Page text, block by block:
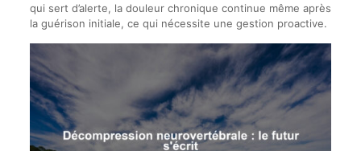
qui sert d’alerte, la douleur chronique continue même après
la guérison initiale, ce qui nécessite une gestion proactive.